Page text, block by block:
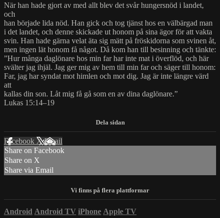
När han hade gjort av med allt blev det svår hungersnöd i landet,
och
han började lida nöd. Han gick och tog tjänst hos en välbärgad man
i det landet, och denne skickade ut honom på sina ägor för att vakta
svin. Han hade gärna velat äta sig mätt på fröskidorna som svinen åt,
men ingen lät honom få något. Då kom han till besinning och tänkte:
”Hur många daglönare hos min far har inte mat i överflöd, och här
svälter jag ihjäl. Jag ger mig av hem till min far och säger till honom:
Far, jag har syndat mot himlen och mot dig. Jag är inte längre värd
att
kallas din son. Låt mig få gå som en av dina daglönare.”
Lukas 15:14–19
Facebook XEmail
Share on Facebook
Share on X
Share via Email
Android Android TV iPhone Apple TV